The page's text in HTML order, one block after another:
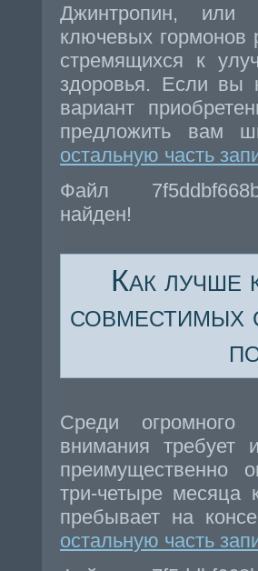
Джинтропин, или
ключевых
стремящихся к
здоровья. Если вы
вариант
предложить вам
остальную часть
Файл
найден!
Как лучше
Среди огромного
внимания требует
преимущественно
три-четыре месяца
пребывает на
остальную часть